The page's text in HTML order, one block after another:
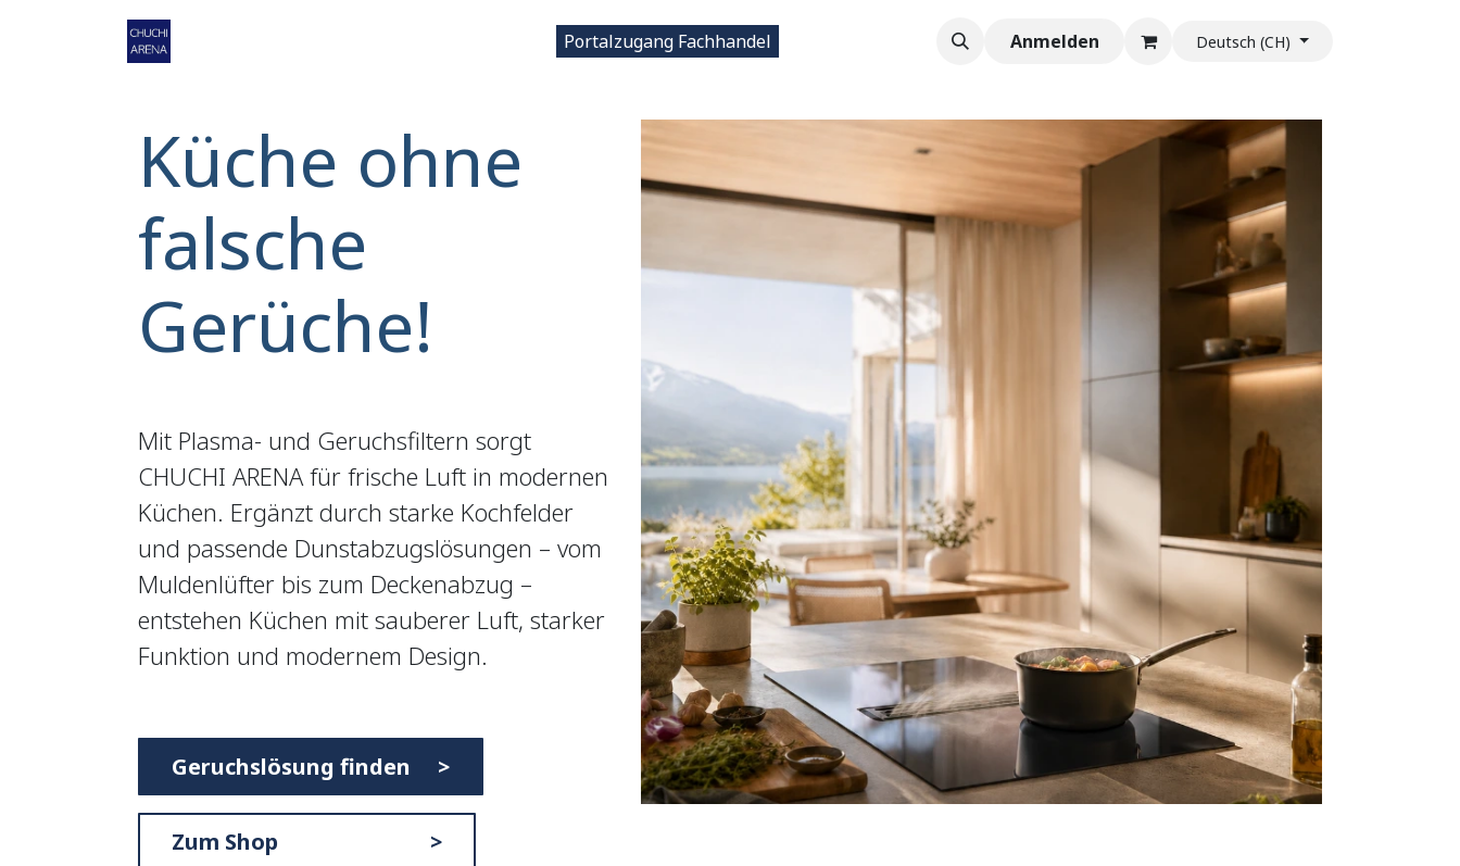
Zum Inhalt springen
Portalzugang Fachhandel Anmelden Deutsch (CH)
Küche ohne
falsche
Gerüche!
Mit Plasma- und Geruchsfiltern sorgt
CHUCHI ARENA für frische Luft in modernen
Küchen. Ergänzt durch starke Kochfelder
und passende Dunstabzugslösungen – vom
Muldenlüfter bis zum Deckenabzug –
entstehen Küchen mit sauberer Luft, starker
Funktion und modernem Design.
Geruchslösung finden >
Zum Shop >